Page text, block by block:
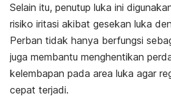
Selain itu, penutup luka ini
risiko iritasi akibat gesekan luka
Perban tidak hanya berfungsi
juga membantu menghentikan
kelembapan pada area luka agar
cepat terjadi.